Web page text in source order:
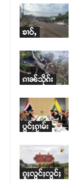
ၶၢဝ်ႇ
ၵၢၼ်သိုၵ်း
ပွင်ႈၵႂၢမ်း
ၵူႈလွင်ႈလွင်ႈ